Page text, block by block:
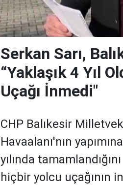
Serkan Sarı,
“Yaklaşık 4 Yıl
Uçağı İnmedi"
CHP Balıkesir
Havaalanı'nın
yılında
hiçbir yolcu uçağının